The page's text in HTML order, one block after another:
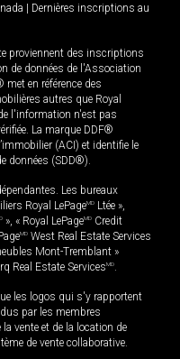
Dernières inscriptions au
proviennent des inscriptions
de données de l'Association
en référence des
autres que Royal
l'information n'est pas
La marque DDF®
(ACI) et identifie le
données (SDD®).
Les bureaux
Royal LePageMD Ltée »,
», « Royal LePageMD Credit
MD West Real Estate Services
Mont-Tremblant »
Real Estate ServicesMD.
les logos qui s'y rapportent
par les membres
vente et de la location de
de vente collaborative.